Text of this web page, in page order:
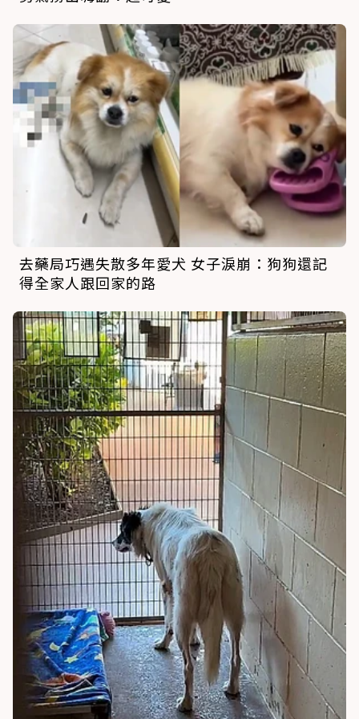
去藥局巧遇失散多年愛犬 女子淚崩：狗狗還記
得全家人跟回家的路